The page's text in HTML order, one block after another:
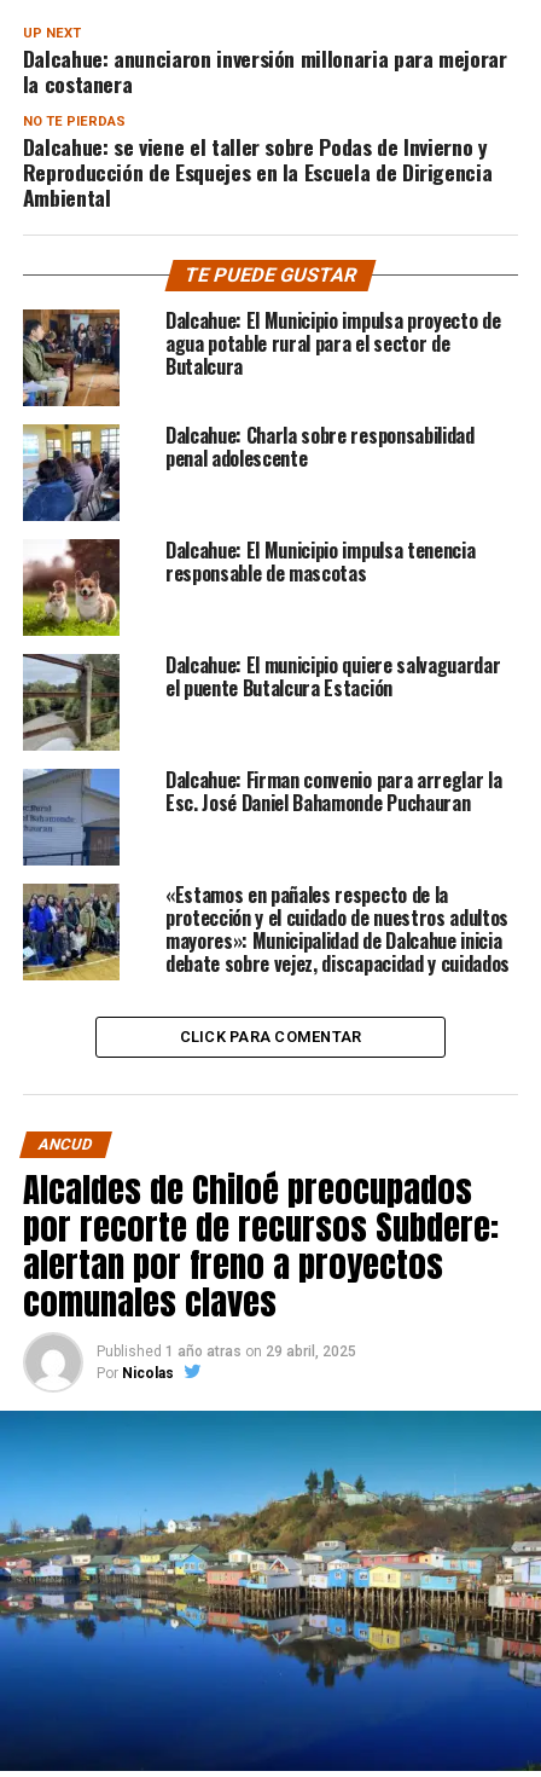
UP NEXT
Dalcahue: anunciaron inversión millonaria para mejorar
la costanera
NO TE PIERDAS
Dalcahue: se viene el taller sobre Podas de Invierno y
Reproducción de Esquejes en la Escuela de Dirigencia
Ambiental
TE PUEDE GUSTAR
Dalcahue: El Municipio impulsa proyecto de
agua potable rural para el sector de
Butalcura
Dalcahue: Charla sobre responsabilidad
penal adolescente
Dalcahue: El Municipio impulsa tenencia
responsable de mascotas
Dalcahue: El municipio quiere salvaguardar
el puente Butalcura Estación
Dalcahue: Firman convenio para arreglar la
Esc. José Daniel Bahamonde Puchauran
«Estamos en pañales respecto de la
protección y el cuidado de nuestros adultos
mayores»: Municipalidad de Dalcahue inicia
debate sobre vejez, discapacidad y cuidados
CLICK PARA COMENTAR
ANCUD
Alcaldes de Chiloé preocupados
por recorte de recursos Subdere:
alertan por freno a proyectos
comunales claves
Published 1 año atras on 29 abril, 2025
Por Nicolas